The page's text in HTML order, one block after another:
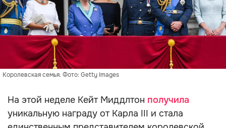
Королевская семья. Фото: Getty Images
На этой неделе Кейт Миддлтон получила
уникальную награду от Карла III и стала